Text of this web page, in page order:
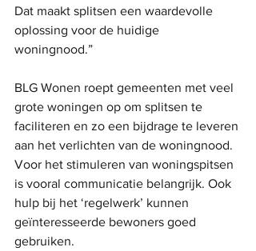
Dat maakt splitsen een waardevolle
oplossing voor de huidige
woningnood.”
BLG Wonen roept gemeenten met veel
grote woningen op om splitsen te
faciliteren en zo een bijdrage te leveren
aan het verlichten van de woningnood.
Voor het stimuleren van woningspitsen
is vooral communicatie belangrijk. Ook
hulp bij het ‘regelwerk’ kunnen
geïnteresseerde bewoners goed
gebruiken.